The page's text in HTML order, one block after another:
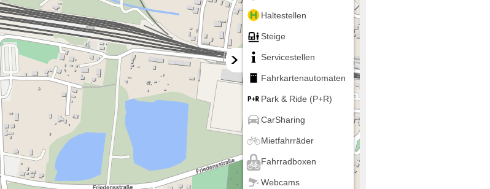
09:00
09:30
10:00
10:30
11:00
12:30
Haltestellen
Steige
Servicestellen
Fahrkartenautomaten
Park & Ride (P+R)
CarSharing
Mietfahrräder
Fahrradboxen
Webcams